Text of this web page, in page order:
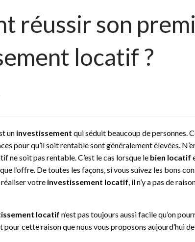
réussir son
locatif ?
un investissement qui séduit beaucoup de personnes.
pour qu’il soit rentable sont généralement élevées.
ne soit pas rentable. C’est le cas lorsque le bien locatif
l’offre. De toutes les façons, si vous suivez les bons
votre investissement locatif, il n’y a pas de
locatif n’est pas toujours aussi facile qu’on
pour cette raison que nous vous proposons aujourd’hui